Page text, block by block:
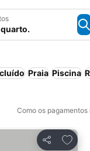
Praia Piscina
Como os
Partilhar